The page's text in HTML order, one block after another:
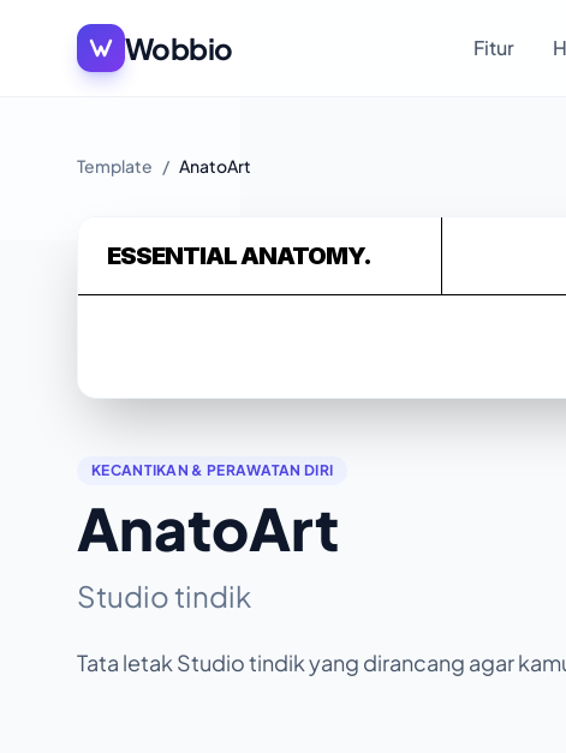
Wobbio Fitur
Template / AnatoArt
KECANTIKAN & PERAWATAN DIRI
AnatoArt
Studio tindik
Tata letak Studio tindik yang dirancang agar